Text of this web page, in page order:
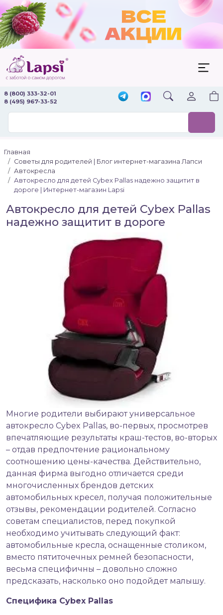
8 (800) 333-32-01
8 (495) 967-33-52
Главная
Советы для родителей | Блог интернет-магазина Лапси
Автокресла
Автокресло для детей Cybex Pallas надежно защитит в
дороге | Интернет-магазин Lapsi
Автокресло для детей Cybex Pallas
надежно защитит в дороге
Многие родители выбирают универсальное
автокресло Cybex Pallas, во-первых, просмотрев
впечатляющие результаты краш-тестов, во-вторых
– отдав предпочтение рациональному
соотношению цены-качества. Действительно,
данная фирма выгодно отличается среди
многочисленных брендов детских
автомобильных кресел, получая положительные
отзывы, рекомендации родителей. Согласно
советам специалистов, перед покупкой
необходимо учитывать следующий факт:
автомобильные кресла, оснащенные столиком,
вместо пятиточечных ремней безопасности,
весьма специфичны – довольно сложно
предсказать, насколько оно подойдет малышу.
Специфика Cybex Pallas